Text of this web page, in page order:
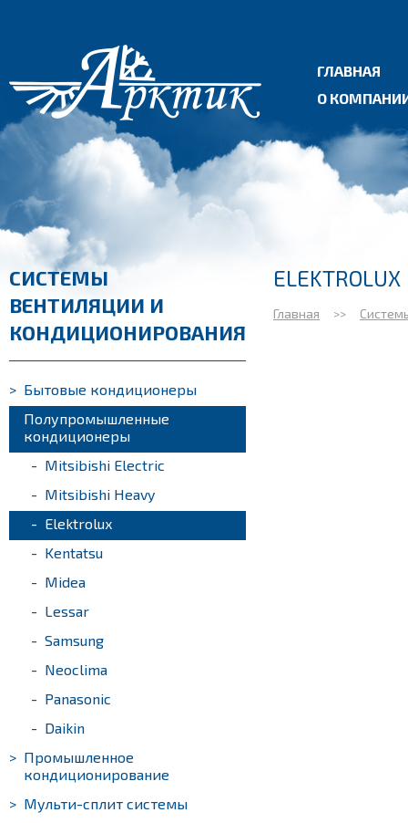
ГЛАВНАЯ
О
СИСТЕМЫ
ВЕНТИЛЯЦИИ И
КОНДИЦИОНИРОВАНИЯ
> Бытовые кондиционеры
Полупромышленные
кондиционеры
- Mitsibishi Electric
- Mitsibishi Heavy
- Elektrolux
- Kentatsu
- Midea
- Lessar
- Samsung
- Neoclima
- Panasonic
- Daikin
> Промышленное
кондиционирование
> Мульти-сплит системы
ELEKTROLUX
Главная >>